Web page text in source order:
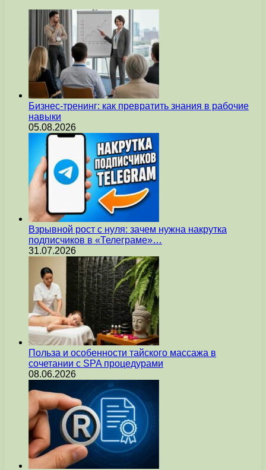
Бизнес-тренинг: как превратить знания в рабочие
навыки
05.08.2026
Взрывной рост с нуля: зачем нужна накрутка
подписчиков в «Телеграме»…
31.07.2026
Польза и особенности тайского массажа в
сочетании с SPA процедурами
08.06.2026